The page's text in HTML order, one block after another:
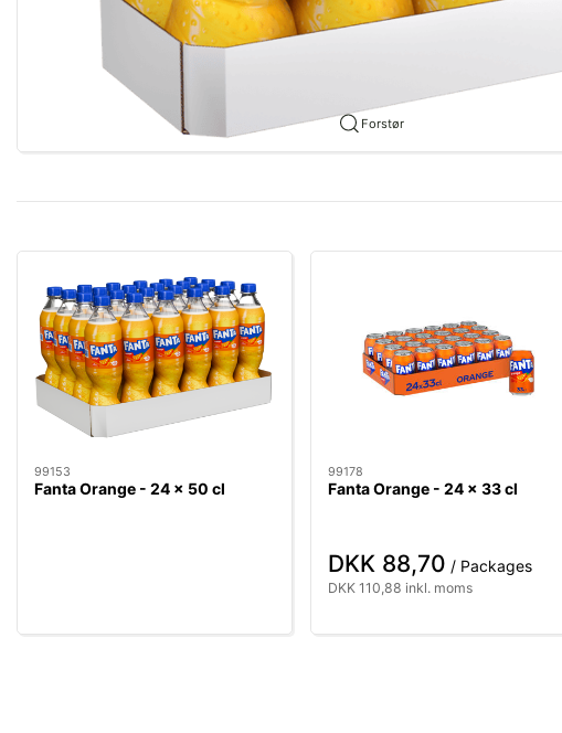
Forstør
99153
Fanta Orange - 24 x 50 cl
99178
Fanta Orange - 24 x 33 cl
DKK 88,70 / Packages
DKK 110,88 inkl. moms